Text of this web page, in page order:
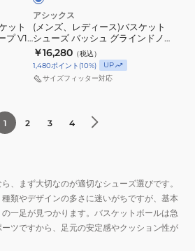
ット
V17
ス
ケ
ッ
ト
シ
ュ
グ
ラ
アシックス
(メンズ、レディース)バスケット
シューズ バッシュ グラインドノ
ヴァ FF 4 1063A105.403
￥16,280 （税込）
1,480ポイント (10%)
UP
サイズフィッター対応
1 2 3 4
、まず大切なのが適切なシューズ選びです。
類やデザインの多さに迷いがちですが、基本
一足が見つかります。バスケットボールは急
ツですから、足元の安定感やクッション性が